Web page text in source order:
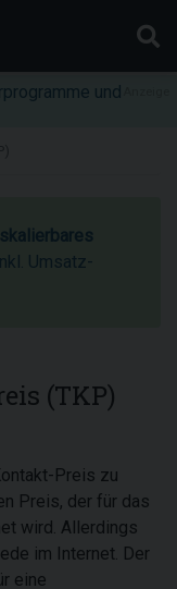
und
skalierbares
Umsatz-
(TKP)
Preis zu
Preis, der für das
wird. Allerdings
im Internet. Der
eine